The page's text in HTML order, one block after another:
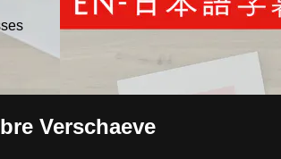
Verschaeve